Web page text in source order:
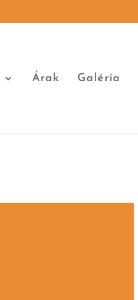
Árak Galéria